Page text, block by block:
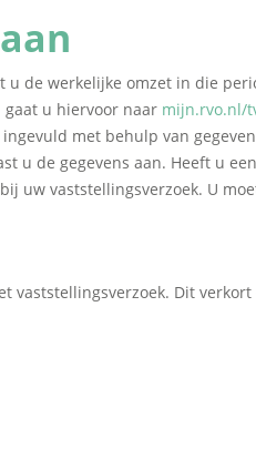
de werkelijke omzet in die
gaat u hiervoor naar mijn.rvo.nl/
met behulp van
u de gegevens aan. Heeft u
uw vaststellingsverzoek. U
vaststellingsverzoek. Dit